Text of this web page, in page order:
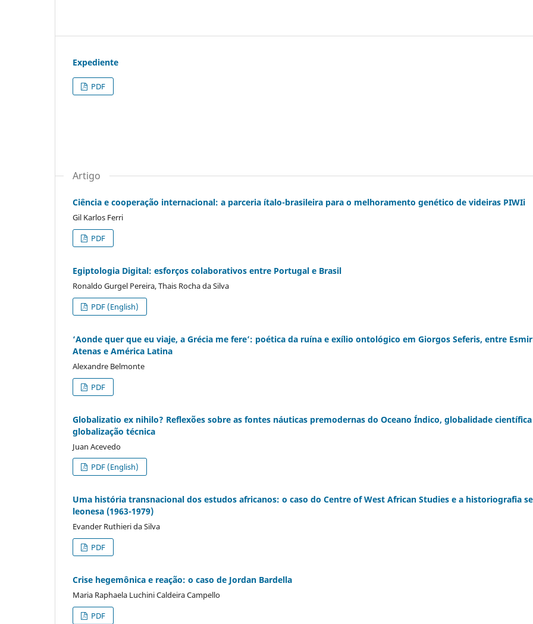
Expediente
PDF
Artigo
Ciência e cooperação internacional: a parceria ítalo-brasileira para o melhoramento genético de videiras PIWIi
Gil Karlos Ferri
PDF
Egiptologia Digital: esforços colaborativos entre Portugal e Brasil
Ronaldo Gurgel Pereira, Thais Rocha da Silva
PDF (English)
‘Aonde quer que eu viaje, a Grécia me fere’: poética da ruína e exílio ontológico em Giorgos Seferis, entre
Atenas e América Latina
Alexandre Belmonte
PDF
Globalizatio ex nihilo? Reflexões sobre as fontes náuticas premodernas do Oceano Índico, globalidade
globalização técnica
Juan Acevedo
PDF (English)
Uma história transnacional dos estudos africanos: o caso do Centre of West African Studies e a historiografia
leonesa (1963-1979)
Evander Ruthieri da Silva
PDF
Crise hegemônica e reação: o caso de Jordan Bardella
Maria Raphaela Luchini Caldeira Campello
PDF